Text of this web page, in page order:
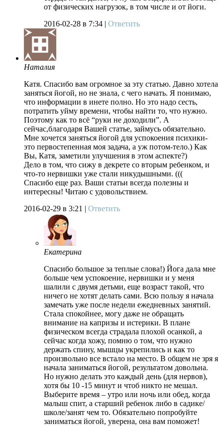
от физических нагрузок, в том числе и от йоги.
2016-02-28 в 7:34 | Ответить
Наталия
Катя. Спасибо вам огромное за эту статью. Давно хотела
заняться йогой, но не знала, с чего начать. Я понимаю,
что информации в инете полно. Но это надо сесть,
потратить уйму времени, чтобы найти то, что нужно.
Поэтому как то всё “руки не доходили”. А
сейчас,благодаря Вашей статье, займусь обязательно.
Мне хочется заняться йогой для успокоения психики-
это первостепенная моя задача, а уж потом-тело.) Как
Вы, Катя, заметили улучшения в этом аспекте?)
Дело в том, что сижу в декрете со вторым ребенком, и
что-то нервишки уже стали никудышными. (((
Спасибо еще раз. Ваши статьи всегда полезны и
интересны! Читаю с удовольствием.
2016-02-29 в 3:21 | Ответить
Екатерина
Спасибо большое за теплые слова!) Йога дала мне
больше чем успокоение, нервишки и у меня
шалили с двумя детьми, еще возраст такой, что
ничего не хотят делать сами. Всю пользу я начала
замечать уже после недели ежедневных занятий.
Стала спокойнее, могу даже не обращать
внимание на капризы и истерики. В плане
физическом всегда страдала плохой осанкой, а
сейчас когда хожу, помню о том, что нужно
держать спину, мышцы укрепились и как то
произвольно все встало на место. В общем не зря я
начала заниматься йогой, результатом довольна.
Но нужно делать это каждый день (для нервов),
хотя бы 10 -15 минут и чтоб никто не мешал.
Выберите время – утро или ночь или обед, когда
малыш спит, а старший ребенок либо в садике/
школе/занят чем то. Обязательно попробуйте
заниматься йогой, уверена, она вам поможет!